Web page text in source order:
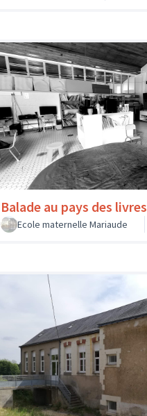
Balade au pays des livres
Ecole maternelle Mariaude